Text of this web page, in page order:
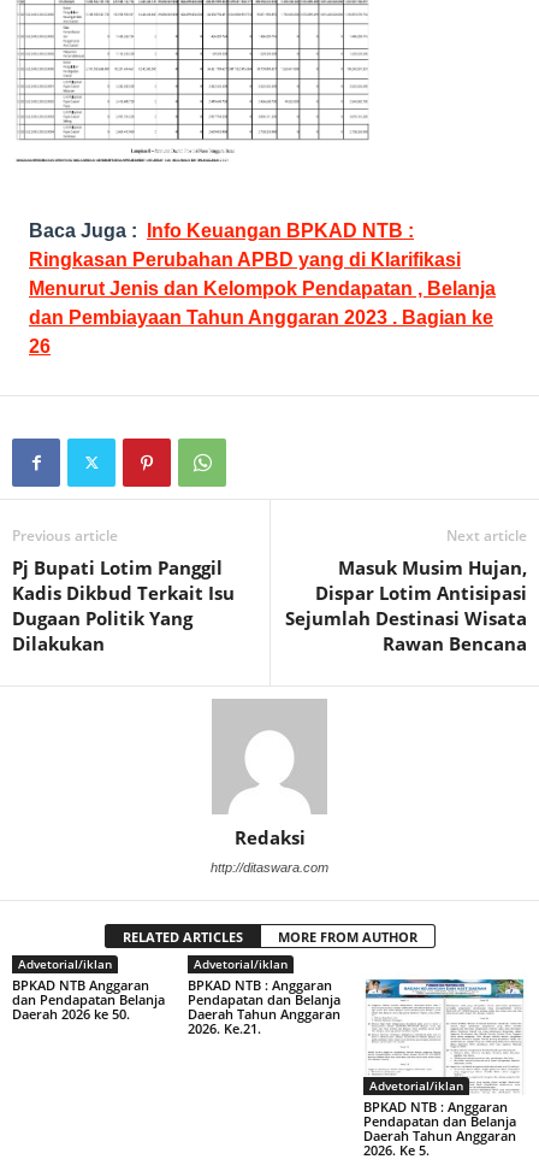
Baca Juga :
Info Keuangan BPKAD NTB :
Ringkasan Perubahan APBD yang di Klarifikasi
Menurut Jenis dan Kelompok Pendapatan , Belanja
dan Pembiayaan Tahun Anggaran 2023 . Bagian ke
26
Previous article
Pj Bupati Lotim Panggil
Kadis Dikbud Terkait Isu
Dugaan Politik Yang
Dilakukan
Next article
Masuk Musim Hujan,
Dispar Lotim Antisipasi
Sejumlah Destinasi Wisata
Rawan Bencana
Redaksi
http://ditaswara.com
RELATED ARTICLES MORE FROM AUTHOR
Advetorial/iklan
BPKAD NTB Anggaran
dan Pendapatan Belanja
Daerah 2026 ke 50.
Advetorial/iklan
BPKAD NTB : Anggaran
Pendapatan dan Belanja
Daerah Tahun Anggaran
2026. Ke.21.
Advetorial/iklan
BPKAD NTB : Anggaran
Pendapatan dan Belanja
Daerah Tahun Anggaran
2026. Ke 5.